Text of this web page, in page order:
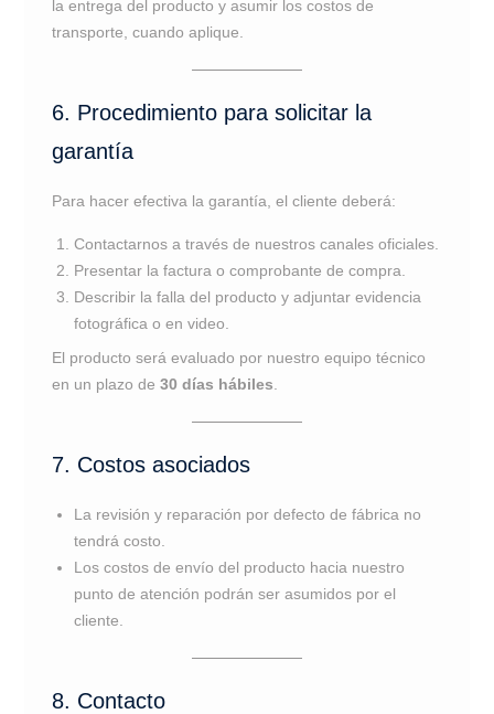
la entrega del producto y asumir los costos de
transporte, cuando aplique.
6. Procedimiento para solicitar la
garantía
Para hacer efectiva la garantía, el cliente deberá:
Contactarnos a través de nuestros canales oficiales.
Presentar la factura o comprobante de compra.
Describir la falla del producto y adjuntar evidencia
fotográfica o en video.
El producto será evaluado por nuestro equipo técnico
en un plazo de 30 días hábiles
7. Costos asociados
La revisión y reparación por defecto de fábrica no
tendrá costo.
Los costos de envío del producto hacia nuestro
punto de atención podrán ser asumidos por el
cliente.
8. Contacto